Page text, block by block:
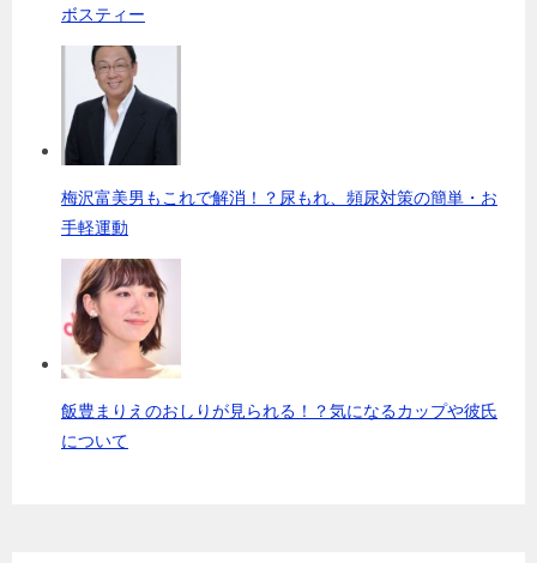
ボスティー
梅沢富美男もこれで解消！？尿もれ、頻尿対策の簡単・お
手軽運動
飯豊まりえのおしりが見られる！？気になるカップや彼氏
について